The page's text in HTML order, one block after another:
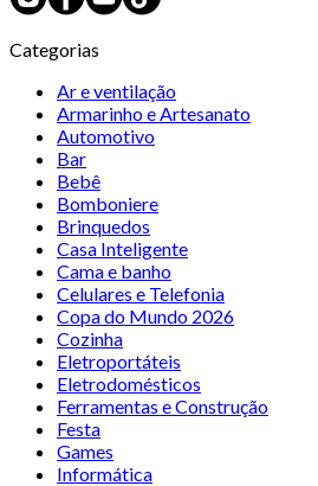
Categorias
Ar e ventilação
Armarinho e Artesanato
Automotivo
Bar
Bebê
Bomboniere
Brinquedos
Casa Inteligente
Cama e banho
Celulares e Telefonia
Copa do Mundo 2026
Cozinha
Eletroportáteis
Eletrodomésticos
Ferramentas e Construção
Festa
Games
Informática